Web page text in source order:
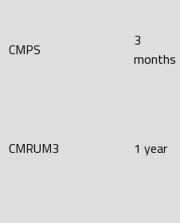
CMPS
3
months
CMRUM3 1 year